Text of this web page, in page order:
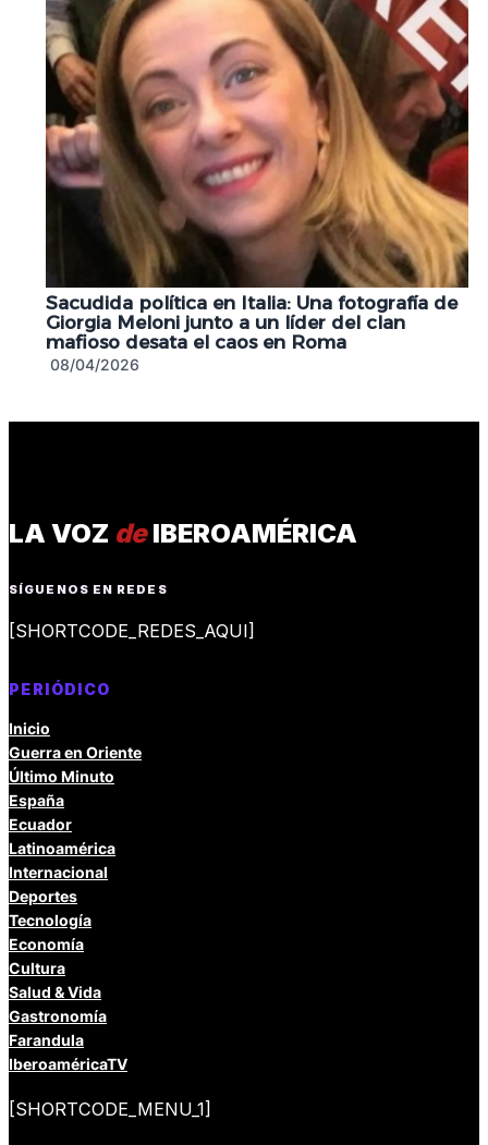
Sacudida política en Italia: Una fotografía de
Giorgia Meloni junto a un líder del clan
mafioso desata el caos en Roma
08/04/2026
LA VOZ deIBEROAMÉRICA
SÍGUENOS EN REDES
[SHORTCODE_REDES_AQUI]
PERIÓDICO
Inicio
Guerra en Oriente
Último Minuto
España
Ecuador
Latinoamérica
Internacional
Deportes
Tecnología
Economía
Cultura
Salud & Vida
Gastronomía
Farandula
IberoaméricaTV
[SHORTCODE_MENU_1]